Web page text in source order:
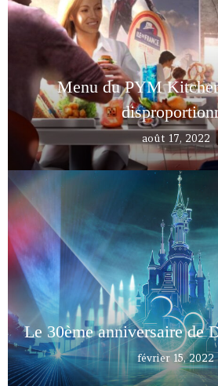
Menu du PYM
août 17, 2022
Le 30ème anniversaire de
février 15, 2022